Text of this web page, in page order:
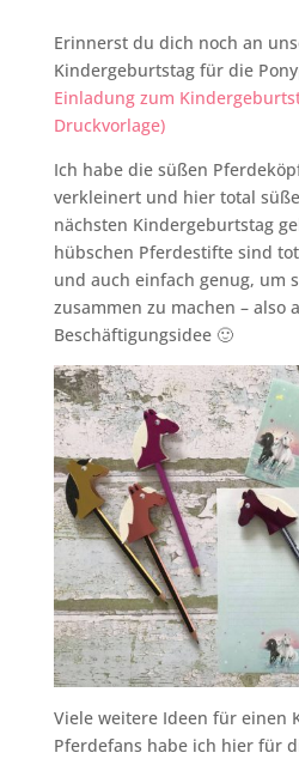
Erinnerst du dich noch an
Kindergeburtstag für die
Einladung zum
Druckvorlage)
Ich habe die süßen
verkleinert und hier total
nächsten Kindergeburtstag
hübschen Pferdestifte sind
und auch einfach genug, um
zusammen zu machen – also
Beschäftigungsidee 🙂
Viele weitere Ideen für einen
Pferdefans habe ich hier für